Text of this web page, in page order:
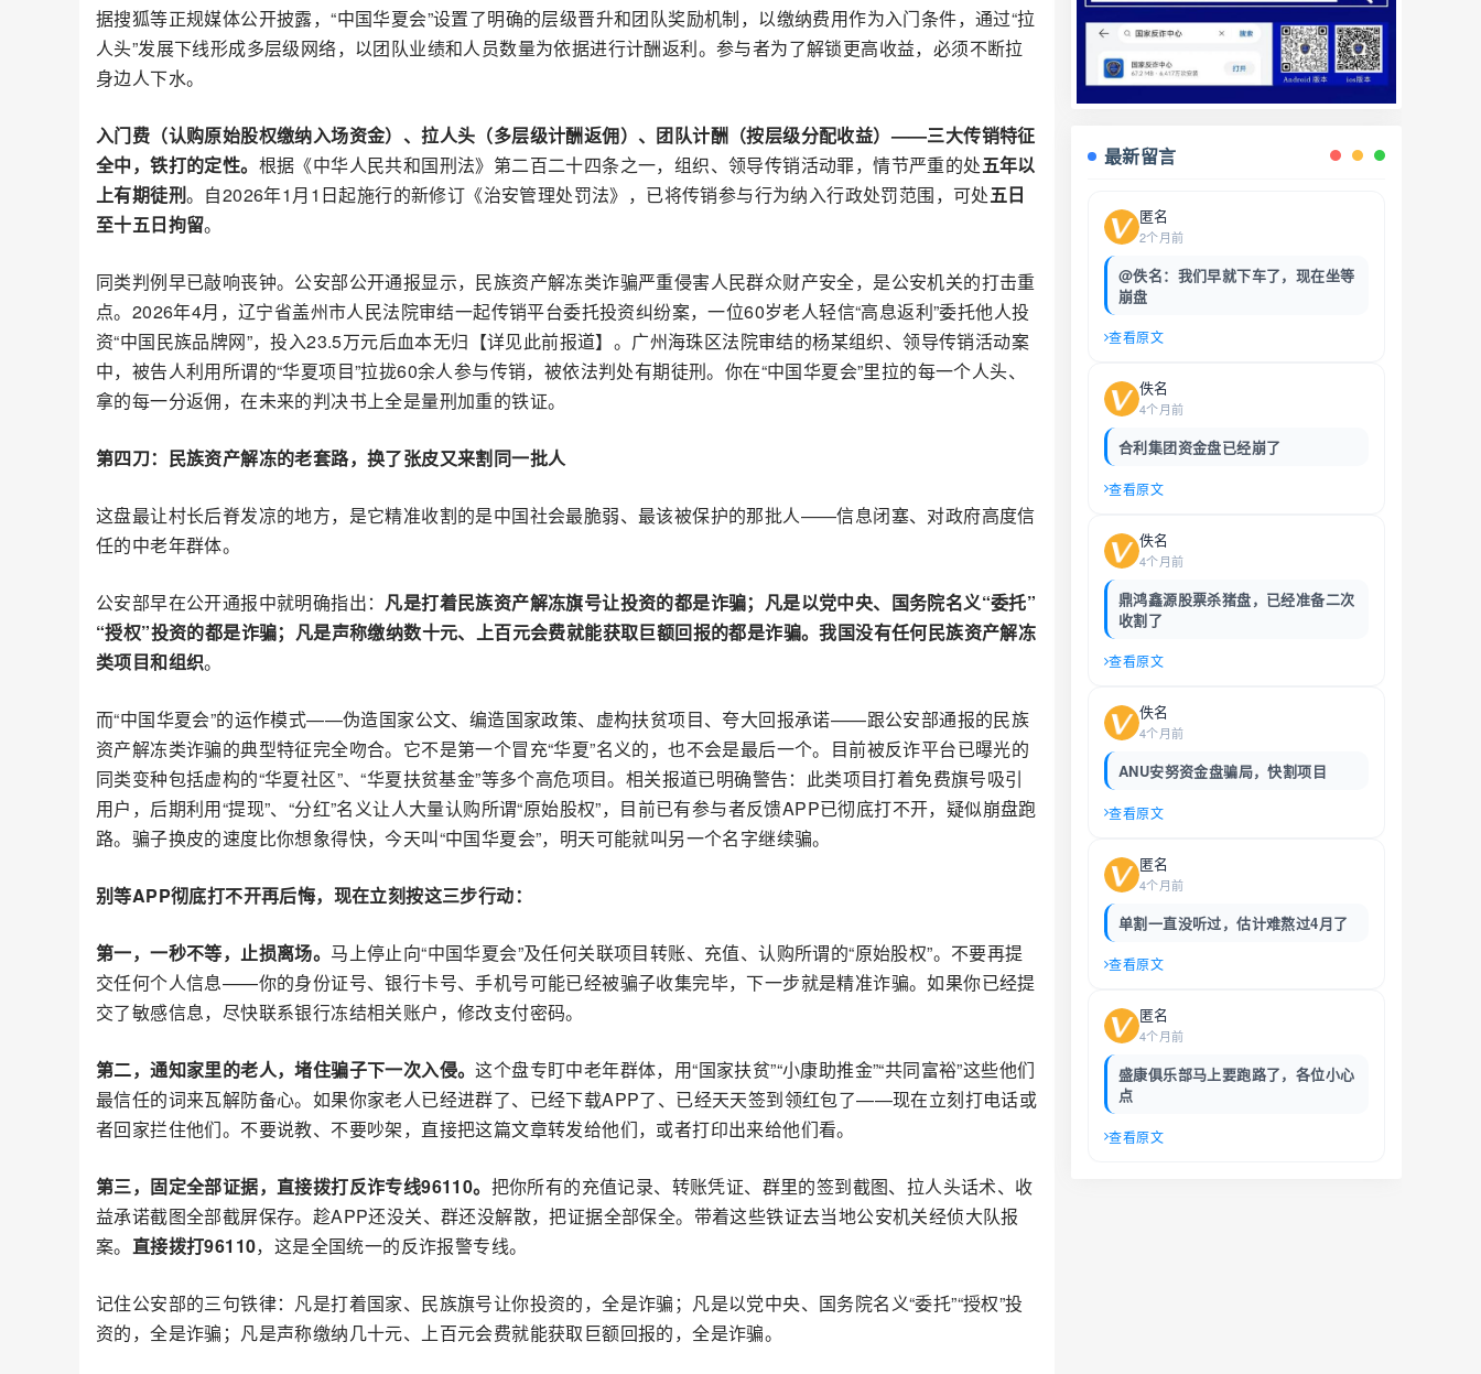
据搜狐等正规媒体公开披露，“中国华夏会”设置了明确的层级晋升和团队奖励机制，以缴纳费用作为入门条件，通过“拉
人头”发展下线形成多层级网络，以团队业绩和人员数量为依据进行计酬返利。参与者为了解锁更高收益，必须不断拉
身边人下水。
入门费（认购原始股权缴纳入场资金）、拉人头（多层级计酬返佣）、团队计酬（按层级分配收益）——三大传销特征
全中，铁打的定性。 根据《中华人民共和国刑法》第二百二十四条之一，组织、领导传销活动罪，情节严重的处五年以
上有期徒刑。自2026年1月1日起施行的新修订《治安管理处罚法》，已将传销参与行为纳入行政处罚范围，可处五日
至十五日拘留。
同类判例早已敲响丧钟。公安部公开通报显示，民族资产解冻类诈骗严重侵害人民群众财产安全，是公安机关的打击重
点。2026年4月，辽宁省盖州市人民法院审结一起传销平台委托投资纠纷案，一位60岁老人轻信“高息返利”委托他人投
资“中国民族品牌网”，投入23.5万元后血本无归【详见此前报道】。广州海珠区法院审结的杨某组织、领导传销活动案
中，被告人利用所谓的“华夏项目”拉拢60余人参与传销，被依法判处有期徒刑。你在“中国华夏会”里拉的每一个人头、
拿的每一分返佣，在未来的判决书上全是量刑加重的铁证。
第四刀：民族资产解冻的老套路，换了张皮又来割同一批人
这盘最让村长后脊发凉的地方，是它精准收割的是中国社会最脆弱、最该被保护的那批人——信息闭塞、对政府高度信
任的中老年群体。
公安部早在公开通报中就明确指出： 凡是打着民族资产解冻旗号让投资的都是诈骗；凡是以党中央、国务院名义“委托”
“授权”投资的都是诈骗；凡是声称缴纳数十元、上百元会费就能获取巨额回报的都是诈骗。我国没有任何民族资产解冻
类项目和组织。
而“中国华夏会”的运作模式——伪造国家公文、编造国家政策、虚构扶贫项目、夸大回报承诺——跟公安部通报的民族
资产解冻类诈骗的典型特征完全吻合。它不是第一个冒充“华夏”名义的，也不会是最后一个。目前被反诈平台已曝光的
同类变种包括虚构的“华夏社区”、“华夏扶贫基金”等多个高危项目。相关报道已明确警告：此类项目打着免费旗号吸引
用户，后期利用“提现”、“分红”名义让人大量认购所谓“原始股权”，目前已有参与者反馈APP已彻底打不开，疑似崩盘跑
路。骗子换皮的速度比你想象得快，今天叫“中国华夏会”，明天可能就叫另一个名字继续骗。
别等APP彻底打不开再后悔，现在立刻按这三步行动：
第一，一秒不等，止损离场。 马上停止向“中国华夏会”及任何关联项目转账、充值、认购所谓的“原始股权”。不要再提
交任何个人信息——你的身份证号、银行卡号、手机号可能已经被骗子收集完毕，下一步就是精准诈骗。如果你已经提
交了敏感信息，尽快联系银行冻结相关账户，修改支付密码。
第二，通知家里的老人，堵住骗子下一次入侵。这个盘专盯中老年群体，用“国家扶贫”“小康助推金”“共同富裕”这些他们
最信任的词来瓦解防备心。如果你家老人已经进群了、已经下载APP了、已经天天签到领红包了——现在立刻打电话或
者回家拦住他们。不要说教、不要吵架，直接把这篇文章转发给他们，或者打印出来给他们看。
第三，固定全部证据，直接拨打反诈专线96110。 把你所有的充值记录、转账凭证、群里的签到截图、拉人头话术、收
益承诺截图全部截屏保存。趁APP还没关、群还没解散，把证据全部保全。带着这些铁证去当地公安机关经侦大队报
案。 直接拨打96110，这是全国统一的反诈报警专线。
记住公安部的三句铁律：凡是打着国家、民族旗号让你投资的，全是诈骗；凡是以党中央、国务院名义“委托”“授权”投
资的，全是诈骗；凡是声称缴纳几十元、上百元会费就能获取巨额回报的，全是诈骗。
最新留言
匿名
2个月前
@佚名：我们早就下车了，现在坐等
崩盘
查看原文
佚名
4个月前
合利集团资金盘已经崩了
查看原文
佚名
4个月前
鼎鸿鑫源股票杀猪盘，已经准备二次
收割了
查看原文
佚名
4个月前
ANU安努资金盘骗局，快割项目
查看原文
匿名
4个月前
单割一直没听过，估计难熬过4月了
查看原文
匿名
4个月前
盛康俱乐部马上要跑路了，各位小心
点
查看原文